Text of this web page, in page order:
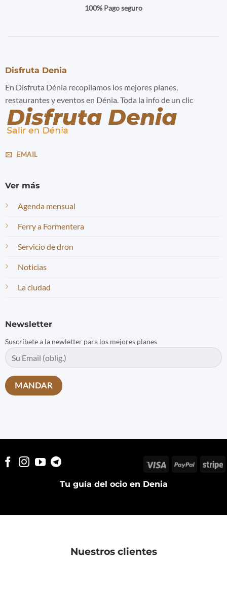
100% Pago seguro
Disfruta Denia
En Disfruta Dénia recopilamos los mejores planes,
restaurantes y eventos en Dénia. Toda la info de un clic
EMAIL
Ver más
Agenda mensual
Ferry a Formentera
Servicio de dron
Noticias
La ciudad
Newsletter
Suscríbete a la newletter para los mejores planes
Tu guía del ocio en Denia
Visa PayPal
Nuestros clientes